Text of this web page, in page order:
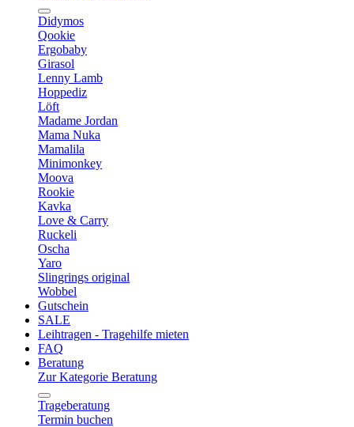
Didymos
Qookie
Ergobaby
Girasol
Lenny Lamb
Hoppediz
Löft
Madame Jordan
Mama Nuka
Mamalila
Minimonkey
Moova
Rookie
Kavka
Love & Carry
Ruckeli
Oscha
Yaro
Slingrings original
Wobbel
Gutschein
SALE
Leihtragen - Tragehilfe mieten
FAQ
Beratung
Zur Kategorie Beratung
Trageberatung
Termin buchen